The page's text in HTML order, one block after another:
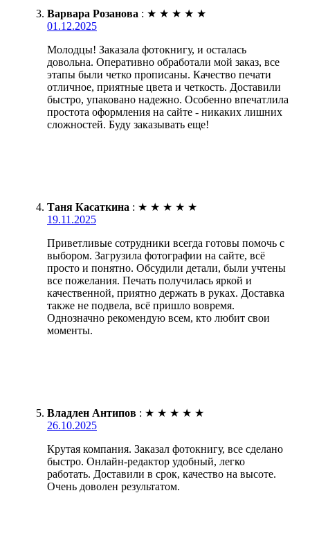
Варвара Розанова : ★ ★ ★ ★ ★
01.12.2025
Молодцы! Заказала фотокнигу, и осталась
довольна. Оперативно обработали мой заказ, все
этапы были четко прописаны. Качество печати
отличное, приятные цвета и четкость. Доставили
быстро, упаковано надежно. Особенно впечатлила
простота оформления на сайте - никаких лишних
сложностей. Буду заказывать еще!
Таня Касаткина : ★ ★ ★ ★ ★
19.11.2025
Приветливые сотрудники всегда готовы помочь с
выбором. Загрузила фотографии на сайте, всё
просто и понятно. Обсудили детали, были учтены
все пожелания. Печать получилась яркой и
качественной, приятно держать в руках. Доставка
также не подвела, всё пришло вовремя.
Однозначно рекомендую всем, кто любит свои
моменты.
Владлен Антипов : ★ ★ ★ ★ ★
26.10.2025
Крутая компания. Заказал фотокнигу, все сделано
быстро. Онлайн-редактор удобный, легко
работать. Доставили в срок, качество на высоте.
Очень доволен результатом.